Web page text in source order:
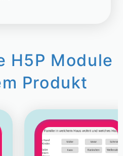
H5P Module
Produkt